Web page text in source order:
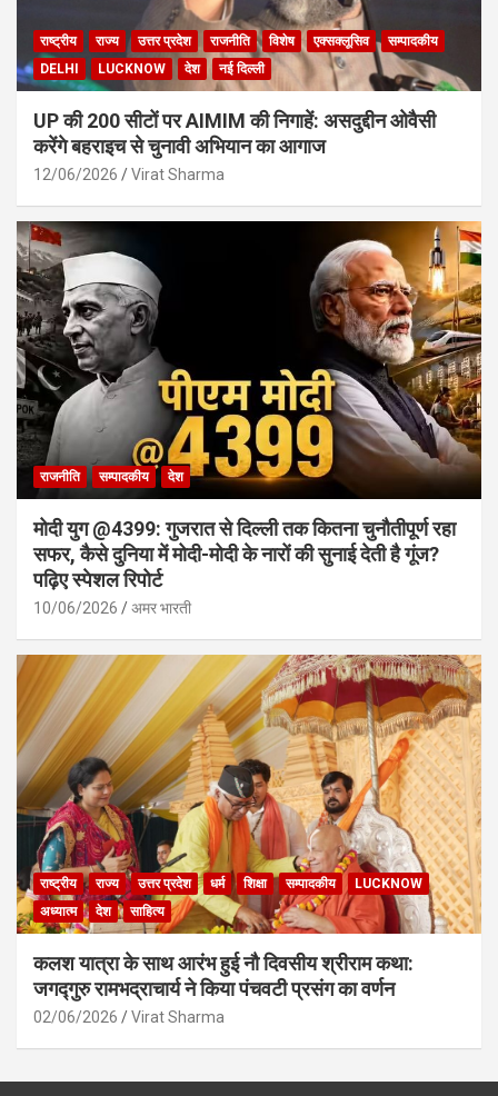
राष्ट्रीय राज्य उत्तर प्रदेश राजनीति विशेष एक्सक्लूसिव
सम्पादकीय
DELHI
LUCKNOW देश नई दिल्ली
UP की 200 सीटों पर AIMIM की निगाहें: असदुद्दीन ओवैसी
करेंगे बहराइच से चुनावी अभियान का आगाज
12/06/2026 Virat Sharma
राजनीति सम्पादकीय देश
मोदी युग @4399: गुजरात से दिल्ली तक कितना चुनौतीपूर्ण रहा
सफर, कैसे दुनिया में मोदी-मोदी के नारों की सुनाई देती है गूंज?
पढ़िए स्पेशल रिपोर्ट
10/06/2026 अमर भारती
राष्ट्रीय राज्य उत्तर प्रदेश धर्म शिक्षा सम्पादकीय
LUCKNOW
अध्यात्म
देश साहित्य
कलश यात्रा के साथ आरंभ हुई नौ दिवसीय श्रीराम कथा:
जगद्गुरु रामभद्राचार्य ने किया पंचवटी प्रसंग का वर्णन
02/06/2026 Virat Sharma